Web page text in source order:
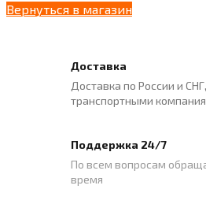
Вернуться в магазин
Доставка
Доставка по России и
транспортными
Поддержка 24/7
По всем вопросам
время